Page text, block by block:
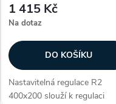
1 415 Kč
Na dotaz
DO KOŠÍKU
Nastavitelná regulace R2
400x200 slouží k regulaci